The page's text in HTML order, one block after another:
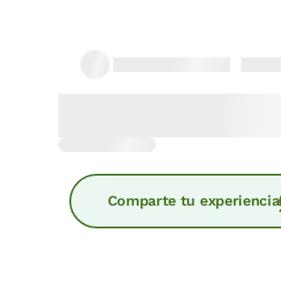
Comparte tu experiencia